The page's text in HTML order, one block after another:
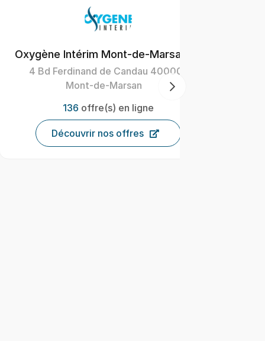
Intérim Mont-de-Marsan
Ferdinand de Candau 40000
Mont-de-Marsan
offre(s) en ligne
Découvrir nos offres